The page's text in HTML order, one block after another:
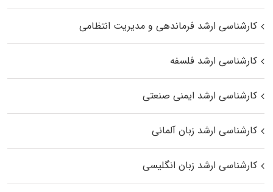
کارشناسی ارشد فرماندهی و مدیریت انتظامی
کارشناسی ارشد فلسفه
کارشناسی ارشد ایمنی صنعتی
کارشناسی ارشد زبان آلمانی
کارشناسی ارشد زبان انگلیسی